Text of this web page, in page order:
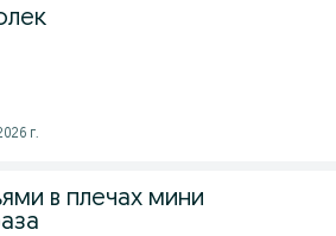
г.
в плечах мини